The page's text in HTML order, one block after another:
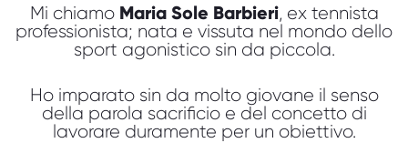
Mi chiamo Maria Sole Barbieri, ex tennista
professionista; nata e vissuta nel mondo dello
sport agonistico sin da piccola.
Ho imparato sin da molto giovane il senso
della parola sacrificio e del concetto di
lavorare duramente per un obiettivo.